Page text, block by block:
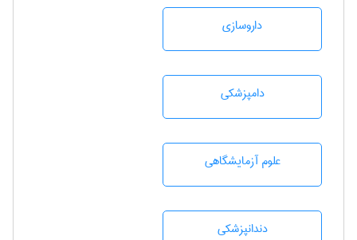
داروسازی
دامپزشكی
علوم آزمايشگاهی
دندانپزشكی